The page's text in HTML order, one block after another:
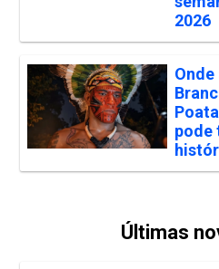
2026
Onde
pode
Últimas